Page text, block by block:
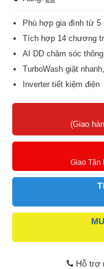
Phù hợp gia đình từ 5
Tích hợp 14 chương
AI DD chăm sóc
TurboWash giặt
Inverter tiết kiệm điện
(Giao
Giao Tận
Hỗ trợ